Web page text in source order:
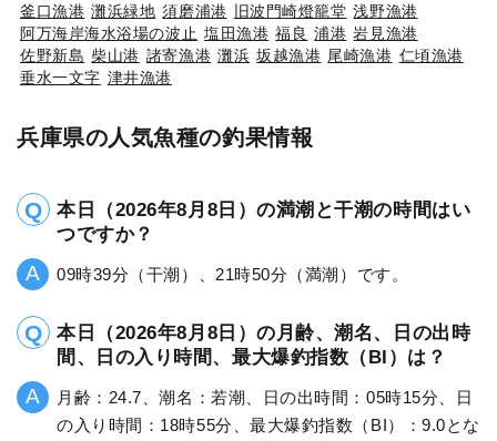
釜口漁港 灘浜緑地 須磨浦港 旧波門崎燈籠堂 浅野漁港
阿万海岸海水浴場の波止 塩田漁港 福良 浦港 岩見漁港
佐野新島 柴山港 諸寄漁港 灘浜 坂越漁港 尾崎漁港 仁頃漁港
垂水一文字 津井漁港
兵庫県の人気魚種の釣果情報
本日（2026年8月8日）の満潮と干潮の時間はい
つですか？
09時39分（干潮）、21時50分（満潮）です。
本日（2026年8月8日）の月齢、潮名、日の出時
間、日の入り時間、最大爆釣指数（BI）は？
月齢：24.7、潮名：若潮、日の出時間：05時15分、日
の入り時間：18時55分、最大爆釣指数（BI）：9.0とな